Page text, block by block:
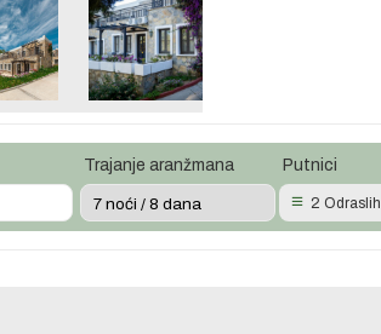
Trajanje aranžmana Putnici
2 Odraslih